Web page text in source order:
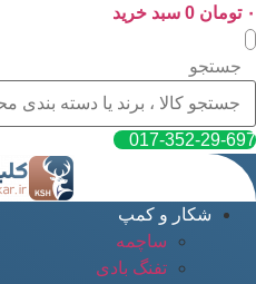
پرش
به
محتوا
۰ تومان 0 سبد خرید
جستجو
017-352-29-697
شکار و کمپ
ساچمه
تفنگ بادی